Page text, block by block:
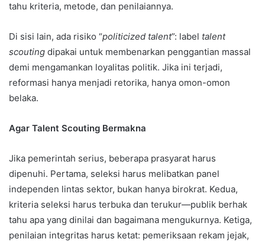
tahu kriteria, metode, dan penilaiannya.
Di sisi lain, ada risiko “politicized talent”: label talent
scouting dipakai untuk membenarkan penggantian massal
demi mengamankan loyalitas politik. Jika ini terjadi,
reformasi hanya menjadi retorika, hanya omon-omon
belaka.
Agar Talent Scouting Bermakna
Jika pemerintah serius, beberapa prasyarat harus
dipenuhi. Pertama, seleksi harus melibatkan panel
independen lintas sektor, bukan hanya birokrat. Kedua,
kriteria seleksi harus terbuka dan terukur—publik berhak
tahu apa yang dinilai dan bagaimana mengukurnya. Ketiga,
penilaian integritas harus ketat: pemeriksaan rekam jejak,